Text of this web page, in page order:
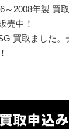
～2008年製 買
売中！
買取ました。